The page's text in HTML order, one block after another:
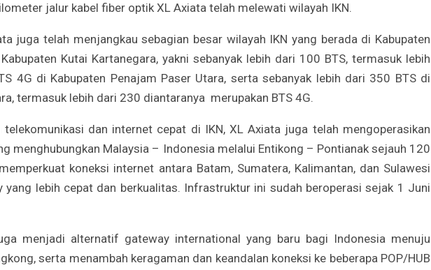
jalur kabel fiber optik XL Axiata telah melewati wilayah IKN.
juga telah menjangkau sebagian besar wilayah IKN yang berada di Kabupaten
Kutai Kartanegara, yakni sebanyak lebih dari 100 BTS, termasuk lebih
4G di Kabupaten Penajam Paser Utara, serta sebanyak lebih dari 350 BTS di
termasuk lebih dari 230 diantaranya merupakan BTS 4G.
telekomunikasi dan internet cepat di IKN, XL Axiata juga telah mengoperasikan
menghubungkan Malaysia – Indonesia melalui Entikong – Pontianak sejauh 120
koneksi internet antara Batam, Sumatera, Kalimantan, dan Sulawesi
yang lebih cepat dan berkualitas. Infrastruktur ini sudah beroperasi sejak 1 Juni
menjadi alternatif gateway international yang baru bagi Indonesia menuju
serta menambah keragaman dan keandalan koneksi ke beberapa POP/HUB